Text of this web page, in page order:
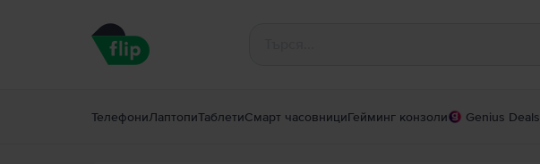
ТелефониЛаптопиТаблетиСмарт часовнициГейминг конзоли Genius Deals